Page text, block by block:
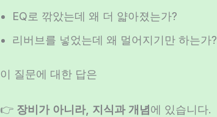
EQ로 깎았는데 왜 더 얇아졌는가?
리버브를 넣었는데 왜 멀어지기만 하는가?
이 질문에 대한 답은
👉 장비가 아니라, 지식과 개념 에 있습니다.